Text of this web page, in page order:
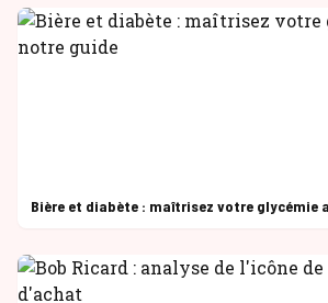
Bière et diabète : maîtrisez votre glycémie